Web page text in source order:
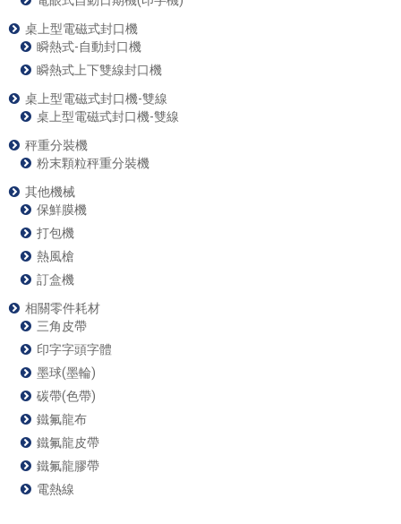
桌上型電磁式封口機
瞬熱式-自動封口機
瞬熱式上下雙線封口機
桌上型電磁式封口機-雙線
桌上型電磁式封口機-雙線
秤重分裝機
粉末顆粒秤重分裝機
其他機械
保鮮膜機
打包機
熱風槍
訂盒機
相關零件耗材
三角皮帶
印字字頭字體
墨球(墨輪)
碳帶(色帶)
鐵氟龍布
鐵氟龍皮帶
鐵氟龍膠帶
電熱線